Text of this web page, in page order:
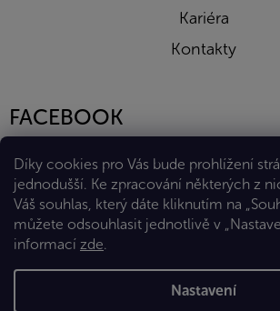
Díky cookies pro Vás bude prohlížení
jednodušší. Ke zpracování některých z
Váš souhlas, který dáte kliknutím na
můžete odsouhlasit jednotlivě v
informací zde.
Nastavení
Kariéra
Kontakty
FACEBOOK
Vytvořil Shoptet